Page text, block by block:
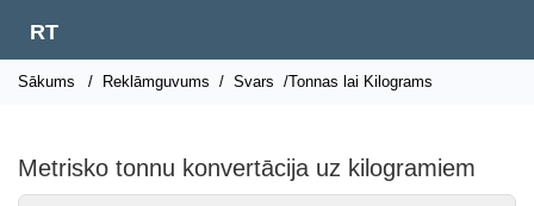
RT
Sākums / Reklāmguvums / Svars /Tonnas lai Kilograms
Metrisko tonnu konvertācija uz kilogramiem